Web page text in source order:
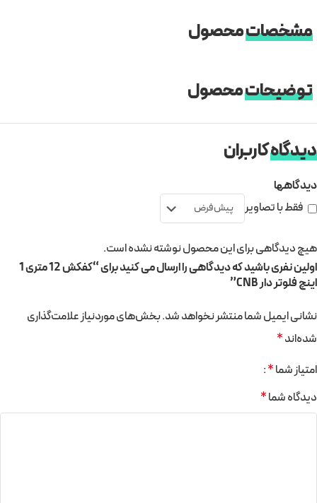
مشخصاتمحصول
توضیحاتمحصول
دیدگاهکاربران
دیدگاهها
فقط با تصاویر
هیچ دیدگاهی برای این محصول نوشته نشده است.
اولین نفری باشید که دیدگاهی را ارسال می کنید برای “کفکش 12 متری 1
اینچ فلوتر دار CNB”
نشانی ایمیل شما منتشر نخواهد شد.بخش‌های موردنیاز علامت‌گذاری
شده‌اند*
امتیاز شما*
دیدگاه شما*